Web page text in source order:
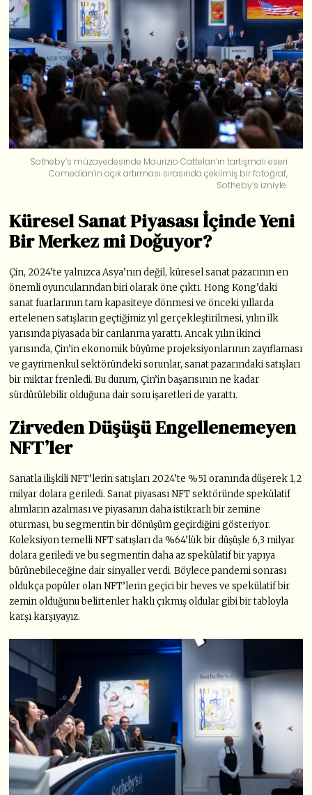
Sotheby’s müzayedesinde Maurizio Cattelan’ın tartışmalı eseri
Comedian’ın açık artırması sırasında çekilmiş bir fotoğraf,
Sotheby’s izniyle.
Küresel Sanat Piyasası İçinde Yeni
Bir Merkez mi Doğuyor?
Çin, 2024’te yalnızca Asya’nın değil, küresel sanat pazarının en
önemli oyuncularından biri olarak öne çıktı. Hong Kong’daki
sanat fuarlarının tam kapasiteye dönmesi ve önceki yıllarda
ertelenen satışların geçtiğimiz yıl gerçekleştirilmesi, yılın ilk
yarısında piyasada bir canlanma yarattı. Ancak yılın ikinci
yarısında, Çin’in ekonomik büyüme projeksiyonlarının zayıflaması
ve gayrimenkul sektöründeki sorunlar, sanat pazarındaki satışları
bir miktar frenledi. Bu durum, Çin’in başarısının ne kadar
sürdürülebilir olduğuna dair soru işaretleri de yarattı.
Zirveden Düşüşü Engellenemeyen
NFT’ler
Sanatla ilişkili NFT’lerin satışları 2024’te %51 oranında düşerek 1,2
milyar dolara geriledi. Sanat piyasası NFT sektöründe spekülatif
alımların azalması ve piyasanın daha istikrarlı bir zemine
oturması, bu segmentin bir dönüşüm geçirdiğini gösteriyor.
Koleksiyon temelli NFT satışları da %64’lük bir düşüşle 6,3 milyar
dolara geriledi ve bu segmentin daha az spekülatif bir yapıya
bürünebileceğine dair sinyaller verdi. Böylece pandemi sonrası
oldukça popüler olan NFT’lerin geçici bir heves ve spekülatif bir
zemin olduğunu belirtenler haklı çıkmış oldular gibi bir tabloyla
karşı karşıyayız.